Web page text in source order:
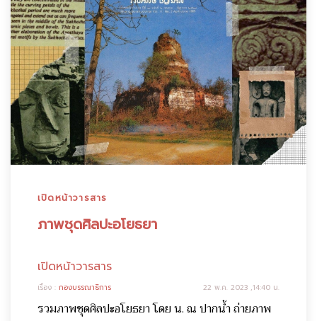
เปิดหน้าวารสาร
ภาพชุดศิลปะอโยธยา
เปิดหน้าวารสาร
เรื่อง : กองบรรณาธิการ 22 พ.ค. 2023 ,14:40 น.
รวมภาพชุดศิลปะอโยธยา โดย น. ณ ปากน้ำ ถ่ายภาพ